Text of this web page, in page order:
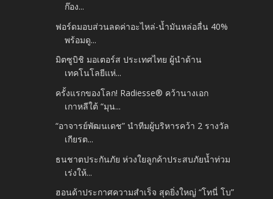
ก๊อง...
ฟอร์ดมอบส่วนลดค่าอะไหล่-น้ำมันหล่อลื่น 40%
พร้อมดู...
มิตซูบิชิ มอเตอร์ส ประเทศไทย ผู้นำด้าน
เทคโนโลยีแห่...
ครั้งแรกของโลก! Radiesse® คว้านางเอก
เกาหลีใต้ “มุน...
“อาจารย์พัฒนเดช” นำทีมผู้บริหารคว้า 2 รางวัล
เกียรต...
ธนชาตประกันภัย ห่วงใยลูกค้าประสบภัยน้ำท่วม
เร่งให้...
ฮอนด้าประกาศความสำเร็จ สุดยิ่งใหญ่ “โทนี่ โบ”